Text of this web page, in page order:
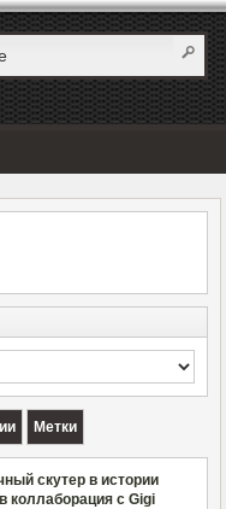
Метки
скутер в истории
коллаборация с Gigi